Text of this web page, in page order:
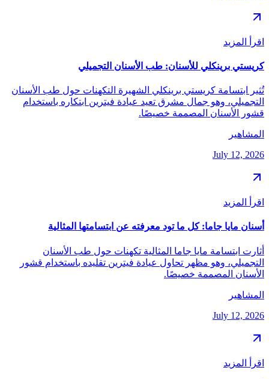
اقرأ المزيد
كريستي برينكلي للأسنان: طب الأسنان التجميلي
تُثير ابتسامة كريستي برينكلي الشهيرة التكهنات حول طب الأسنان
التجميلي، وهو جمال مشرق تعيد عيادة فيترين ابتكاره باستخدام
قشور الأسنان المصممة خصيصًا.
المشاهير
July 12, 2026
اقرأ المزيد
أسنان مايا جاما: كل ما تود معرفته عن ابتسامتها المثالية
أثارت ابتسامة مايا جاما المثالية تكهنات حول طب الأسنان
التجميلي، وهو مظهر تحاول عيادة فيترين تقليده باستخدام قشور
الأسنان المصممة خصيصًا.
المشاهير
July 12, 2026
اقرأ المزيد